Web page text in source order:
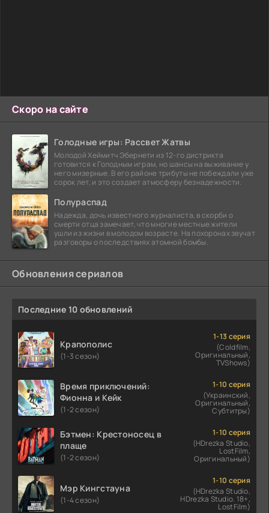
Скоро на сайте
Голодные игры: Рассвет Жатвы
Молодой Хеймитч Эбернети из 12-го дистрикта
готовится к Голодным играм, но шансы на выживание у
него мизерные. В его районе трибуты не побеждали уже
сорок лет, и это создает атмосферу безнадежности.
Полураспад
Надежда, дочь известного журналиста, в скорби о
смерти отца замечает, что многие местные жители
ушли из жизни в молодом возрасте. На похоронах звучат
разговоры о последствиях атомной бомбы.
Обновления сериалов
Последние 10 обновлений
Крапополис
(1-3 сезон)
1-13 серия
(Coldfilm,
Оригинальный,
TVShows)
Время приключений:
Фионна и Кейк
(1-2 сезон)
1-10 серия
(Украинский,
Оригинальный,
Субтитры)
Бэтмен: Крестоносец в
плаще
(1-2 сезон)
1-10 серия
(HDrezka Studio,
LostFilm,
Оригинальный)
Мэр Кингстауна
(1-4 сезон)
1-10 серия
(HDrezka Studio,
HDrezka Studio. 18+,
LostFilm)